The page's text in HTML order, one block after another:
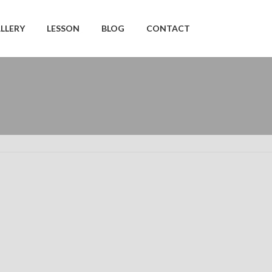
LESSON BLOG CONTACT